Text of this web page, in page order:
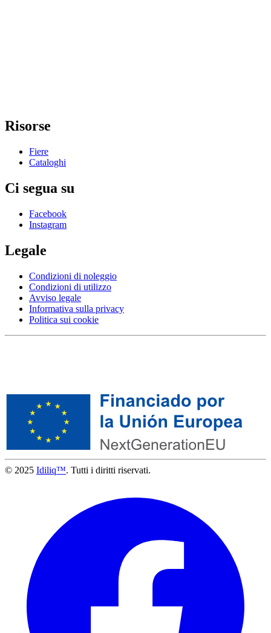
Risorse
Fiere
Cataloghi
Ci segua su
Facebook
Instagram
Legale
Condizioni di noleggio
Condizioni di utilizzo
Avviso legale
Informativa sulla privacy
Politica sui cookie
© 2025 Idiliq™. Tutti i diritti riservati.